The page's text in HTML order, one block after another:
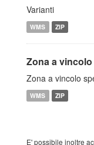
Varianti
WMS ZIP
Zona a
Zona a vincolo
WMS ZIP
E' possibile inoltre